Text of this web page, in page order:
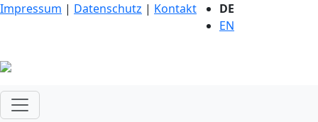
Impressum | Datenschutz | Kontakt
DE
EN